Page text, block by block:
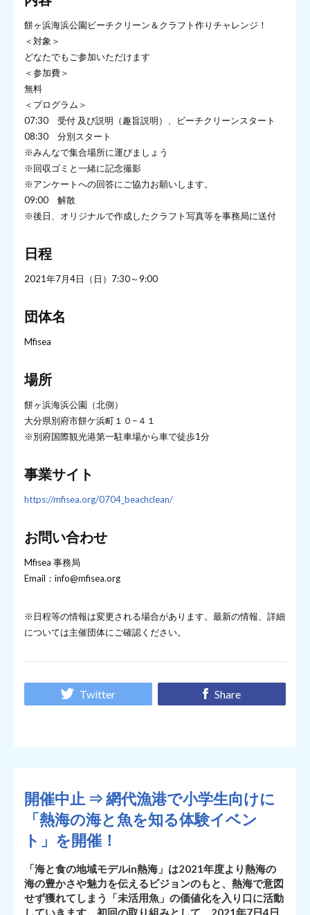
餅ヶ浜海浜公園ビーチクリーン＆クラフト作りチャレンジ！
＜対象＞
どなたでもご参加いただけます
＜参加費＞
無料
＜プログラム＞
07:30 受付 及び説明（趣旨説明）、ビーチクリーンスタート
08:30 分別スタート
※みんなで集合場所に運びましょう
※回収ゴミと一緒に記念撮影
※アンケートへの回答にご協力お願いします。
09:00 解散
※後日、オリジナルで作成したクラフト写真等を事務局に送付
日程
2021年7月4日（日）7:30～9:00
団体名
Mfisea
場所
餅ヶ浜海浜公園（北側）
大分県別府市餅ケ浜町１０−４１
※別府国際観光港第一駐車場から車で徒歩1分
事業サイト
https://mfisea.org/0704_beachclean/
お問い合わせ
Mfisea 事務局
Email：info@mfisea.org
※日程等の情報は変更される場合があります。最新の情報、詳細
については主催団体にご確認ください。
Twitter Share
開催中止 ⇒ 網代漁港で小学生向けに
「熱海の海と魚を知る体験イベン
ト」を開催！
「海と食の地域モデルin熱海」は2021年度より熱海の
海の豊かさや魅力を伝えるビジョンのもと、熱海で意図
せず獲れてしまう「未活用魚」の価値化を入り口に活動
していきます。初回の取り組みとして、2021年7日4日